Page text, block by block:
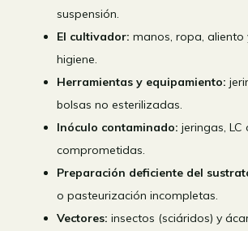
suspensión.
El cultivador: manos, ropa, aliento
higiene.
Herramientas y equipamiento:
bolsas no esterilizadas.
Inóculo contaminado: jeringas,
comprometidas.
Preparación deficiente del
o pasteurización incompletas.
Vectores: insectos (sciáridos) y